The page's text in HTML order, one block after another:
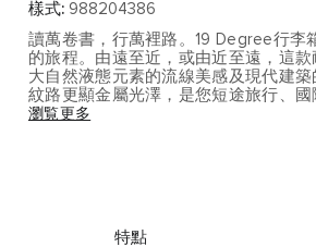
樣式: 988204386
讀萬卷書，行萬裡路。19 Degree行李
的旅程。由遠至近，或由近至遠，這
大自然液態元素的流線美感及現代建
紋路更顯金屬光澤，是您短途旅行、國
擇。此款箱包不含衣架，需另行購買
瀏覧更多
特點